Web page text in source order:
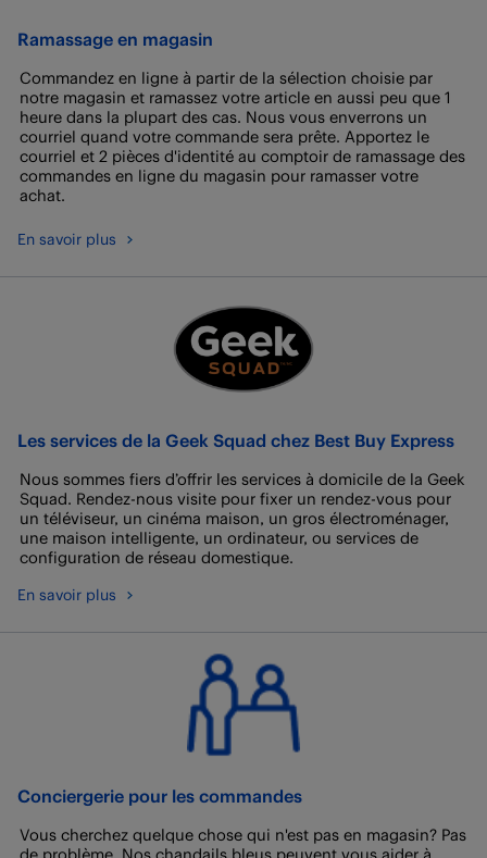
Ramassage en magasin
Commandez en ligne à partir de la sélection choisie par
notre magasin et ramassez votre article en aussi peu que 1
heure dans la plupart des cas. Nous vous enverrons un
courriel quand votre commande sera prête. Apportez le
courriel et 2 pièces d'identité au comptoir de ramassage des
commandes en ligne du magasin pour ramasser votre
achat.
En savoir plus
Les services de la Geek Squad chez Best Buy Express
Nous sommes fiers d’offrir les services à domicile de la Geek
Squad. Rendez-nous visite pour fixer un rendez-vous pour
un téléviseur, un cinéma maison, un gros électroménager,
une maison intelligente, un ordinateur, ou services de
configuration de réseau domestique.
En savoir plus
Conciergerie pour les commandes
Vous cherchez quelque chose qui n'est pas en magasin? Pas
de problème. Nos chandails bleus peuvent vous aider à